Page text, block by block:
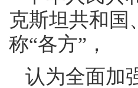
克斯坦共和国
称“各方”，
认为全面加